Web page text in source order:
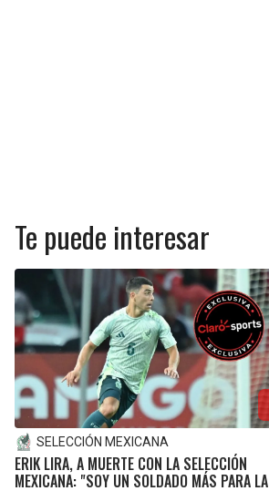
Te puede interesar
SELECCIÓN MEXICANA
ERIK LIRA, A MUERTE CON LA SELECCIÓN
MEXICANA: "SOY UN SOLDADO MÁS PARA LA